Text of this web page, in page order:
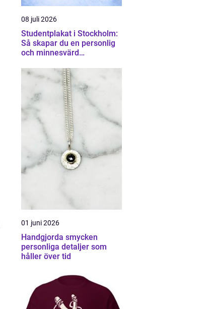
08 juli 2026
Studentplakat i Stockholm:
Så skapar du en personlig
och minnesvärd
01 juni 2026
Handgjorda smycken
personliga detaljer som
håller över tid